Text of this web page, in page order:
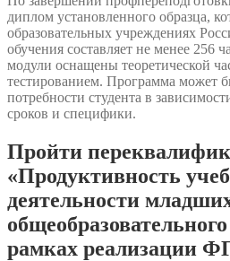
диплом установленного образца,
образовательных учреждениях
обучения составляет не менее 256
модули оснащены теоретической
тестированием. Программа может
потребности студента в
сроков и специфики.
Пройти
«Продуктивность
деятельности
рамках реализации